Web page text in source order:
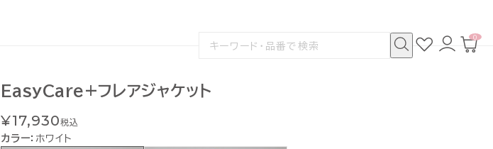
検
お
気
ロ
グ
カ
0
EasyCare+フレアジャケット
¥17,930税込
カラー： ホワイト